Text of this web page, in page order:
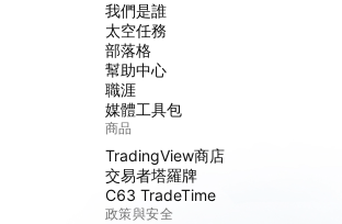
我們是誰
太空任務
部落格
幫助中心
職涯
媒體工具包
商品
TradingView商店
交易者塔羅牌
C63 TradeTime
政策與安全